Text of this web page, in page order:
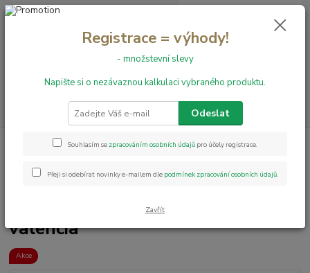
+420 731 199 591 0,00 Kč
Vinylové podlahy LEPENÉ Thermofix PRO
Vinylová
Vinylová podlaha Fatra
Thermofix PRO 14179-1 Dub
valencia
Akce
Registrace = výhody!
- množstevní slevy
Napište si o nezávaznou kalkulaci vybraného produktu.
Odeslat
Souhlasím se zpracováním osobních údajů pro účely registrace.
Přeji si odebírat novinky e-mailem dle podmínek zpracování osobních údajů.
Zavřít